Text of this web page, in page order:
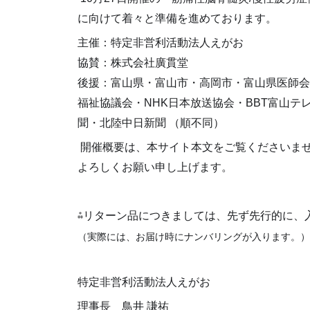
に向けて着々と準備を進めております。
主催：特定非営利活動法人えがお
協賛：株式会社廣貫堂
後援：富山県・富山市・高岡市・富山県医師
福祉協議会・NHK日本放送協会・BBT富山テ
聞・北陸中日新聞 （順不同）
開催概要は、本サイト本文をご覧くださいま
よろしくお願い申し上げます。
⁂リターン品につきましては、先ず先行的に
（実際には、 お届け時にナンバリングが入ります。）
特定非営利活動法人えがお
理事長 鳥井 謙祐